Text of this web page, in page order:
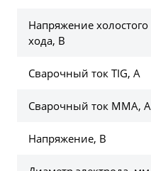
Напряжение холостого
хода, В
Сварочный ток TIG, А
Сварочный ток ММА, А
Напряжение, В